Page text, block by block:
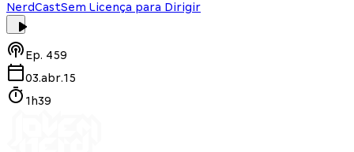
NerdCastSem Licença para Dirigir
Ep. 459
03.abr.15
1h39